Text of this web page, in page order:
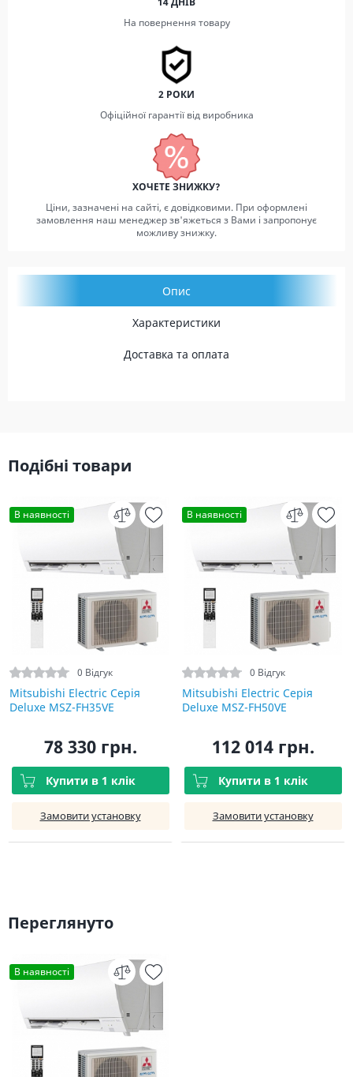
На повернення товару
2 РОКИ
Офіційної гарантії від виробника
ХОЧЕТЕ ЗНИЖКУ?
Ціни, зазначені на сайті, є довідковими. При оформлені
замовлення наш менеджер зв'яжеться з Вами і запропонує
можливу знижку.
Опис
Характеристики
Доставка та оплата
Подібні товари
В наявності
0 Відгук
Mitsubishi Electric Серія
Deluxe MSZ-FH35VE
78 330 грн.
Купити в 1 клік
Замовити установку
В наявності
0 Відгук
Mitsubishi Electric Серія
Deluxe MSZ-FH50VE
112 014 грн.
Купити в 1 клік
Замовити установку
Переглянуто
В наявності